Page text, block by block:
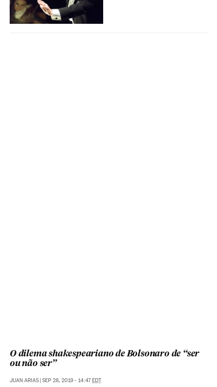
O dilema shakespeariano de Bolsonaro de “ser
ou não ser”
JUAN ARIAS | SEP 28, 2019 - 14:47EDT